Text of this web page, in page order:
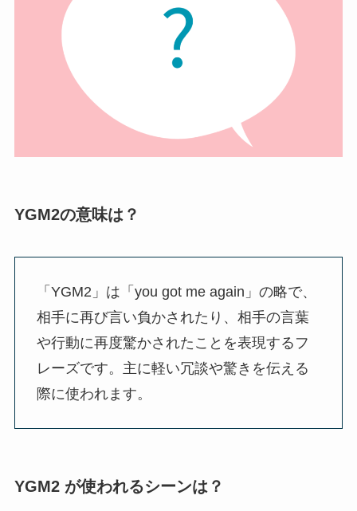
YGM2の意味は？
「YGM2」は「you got me again」の略で、
相手に再び言い負かされたり、相手の言葉
や行動に再度驚かされたことを表現するフ
レーズです。主に軽い冗談や驚きを伝える
際に使われます。
YGM2 が使われるシーンは？